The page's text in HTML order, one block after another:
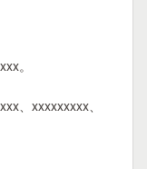
。
、xxxxxxxxx、